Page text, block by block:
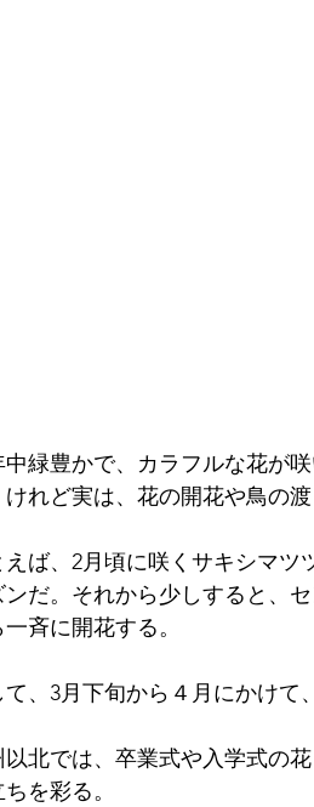
中緑豊かで、カラフルな花が
けれど実は、花の開花や鳥の
えば、2月頃に咲くサキシマ
ンだ。それから少しすると、
斉に開花する。
て、3月下旬から４月にかけ
以北では、卒業式や入学式の
を彩る。